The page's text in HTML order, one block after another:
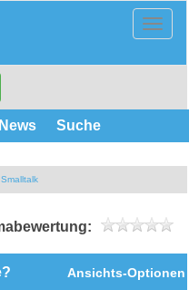
News Suche
Ansichts-Optionen